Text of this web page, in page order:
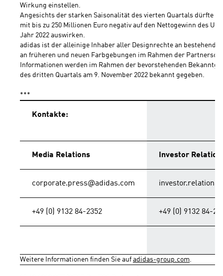
Wirkung einstellen.
Angesichts der starken Saisonalität des vierten Quartals dürfte
mit bis zu 250 Millionen Euro negativ auf den Nettogewinn des
Jahr 2022 auswirken.
adidas ist der alleinige Inhaber aller Designrechte an
an früheren und neuen Farbgebungen im Rahmen der
Informationen werden im Rahmen der bevorstehenden
des dritten Quartals am 9. November 2022 bekannt gegeben.
***
Kontakte:
Media Relations Investor
corporate.press@adidas.com
+49 (0) 9132 84-2352 +49 (0) 9132 84-
Weitere Informationen finden Sie auf adidas-group.com.